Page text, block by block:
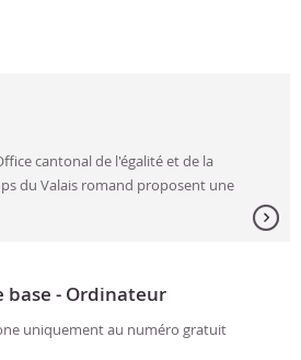
en PDF
cantonal de l'égalité et de la
du Valais romand proposent une
base - Ordinateur
uniquement au numéro gratuit